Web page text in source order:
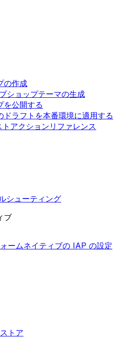
の作成
ショップテーマの生成
を公開する
ドラフトを本番環境に適用する
アクションリファレンス
シューティング
ブ
ームネイティブの IAP の設定
トア